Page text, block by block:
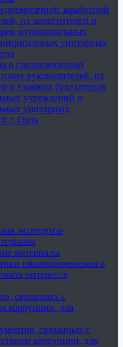
заработной
их заместителей и
муниципальных
унитарных
о среднемесячной
руководителей, их
и главных бухгалтеров
учреждений и
унитарных
г. Орла
экспертиза
материалы
правоприменения в
интересов
связанных с
коррупции, для
связанных с
коррупции, для